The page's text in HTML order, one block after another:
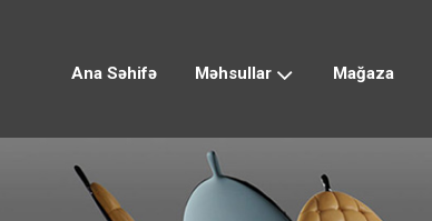
Ana Səhifə Məhsullar Mağaza